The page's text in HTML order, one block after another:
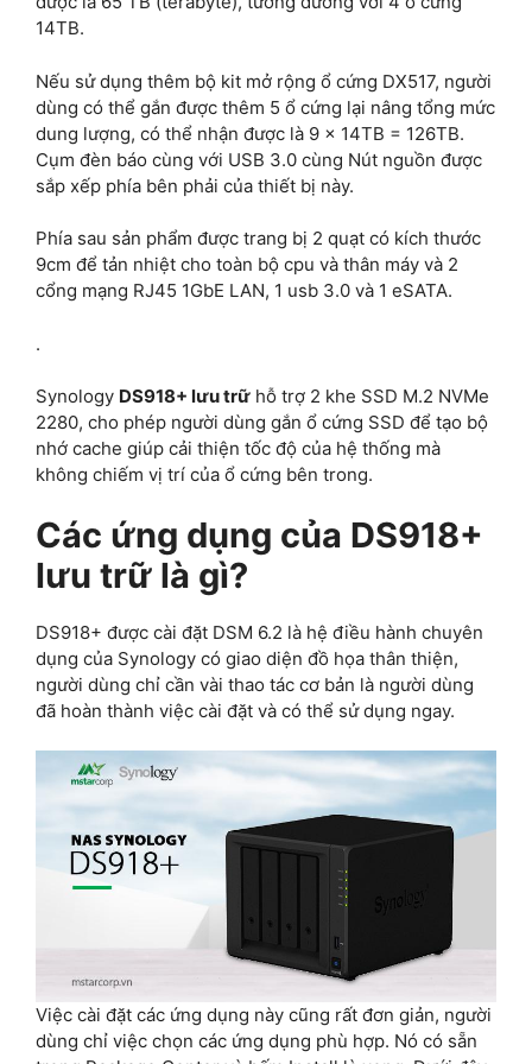
14TB.
Nếu sử dụng thêm bộ kit mở rộng ổ cứng DX517, người
dùng có thể gắn được thêm 5 ổ cứng lại nâng tổng mức
dung lượng, có thể nhận được là 9 x 14TB = 126TB.
Cụm đèn báo cùng với USB 3.0 cùng Nút nguồn được
sắp xếp phía bên phải của thiết bị này.
Phía sau sản phẩm được trang bị 2 quạt có kích thước
9cm để tản nhiệt cho toàn bộ cpu và thân máy và 2
cổng mạng RJ45 1GbE LAN, 1 usb 3.0 và 1 eSATA.
.
Synology DS918+ lưu trữ hỗ trợ 2 khe SSD M.2 NVMe
2280, cho phép người dùng gắn ổ cứng SSD để tạo bộ
nhớ cache giúp cải thiện tốc độ của hệ thống mà
không chiếm vị trí của ổ cứng bên trong.
Các ứng dụng của DS918+
lưu trữ là gì?
DS918+ được cài đặt DSM 6.2 là hệ điều hành chuyên
dụng của Synology có giao diện đồ họa thân thiện,
người dùng chỉ cần vài thao tác cơ bản là người dùng
đã hoàn thành việc cài đặt và có thể sử dụng ngay.
Việc cài đặt các ứng dụng này cũng rất đơn giản, người
dùng chỉ việc chọn các ứng dụng phù hợp. Nó có sẵn